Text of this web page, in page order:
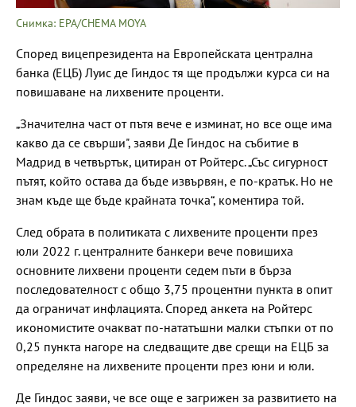
Снимка: EPA/CHEMA MOYA
Според вицепрезидента на Европейската централна
банка (ЕЦБ) Луис де Гиндос тя ще продължи курса си на
повишаване на лихвените проценти.
„Значителна част от пътя вече е изминат, но все още има
какво да се свърши", заяви Де Гиндос на събитие в
Мадрид в четвъртък, цитиран от Ройтерс. „Със сигурност
пътят, който остава да бъде извървян, е по-кратък. Но не
знам къде ще бъде крайната точка“, коментира той.
След обрата в политиката с лихвените проценти през
юли 2022 г. централните банкери вече повишиха
основните лихвени проценти седем пъти в бърза
последователност с общо 3,75 процентни пункта в опит
да ограничат инфлацията. Според анкета на Ройтерс
икономистите очакват по-нататъшни малки стъпки от по
0,25 пункта нагоре на следващите две срещи на ЕЦБ за
определяне на лихвените проценти през юни и юли.
Де Гиндос заяви, че все още е загрижен за развитието на